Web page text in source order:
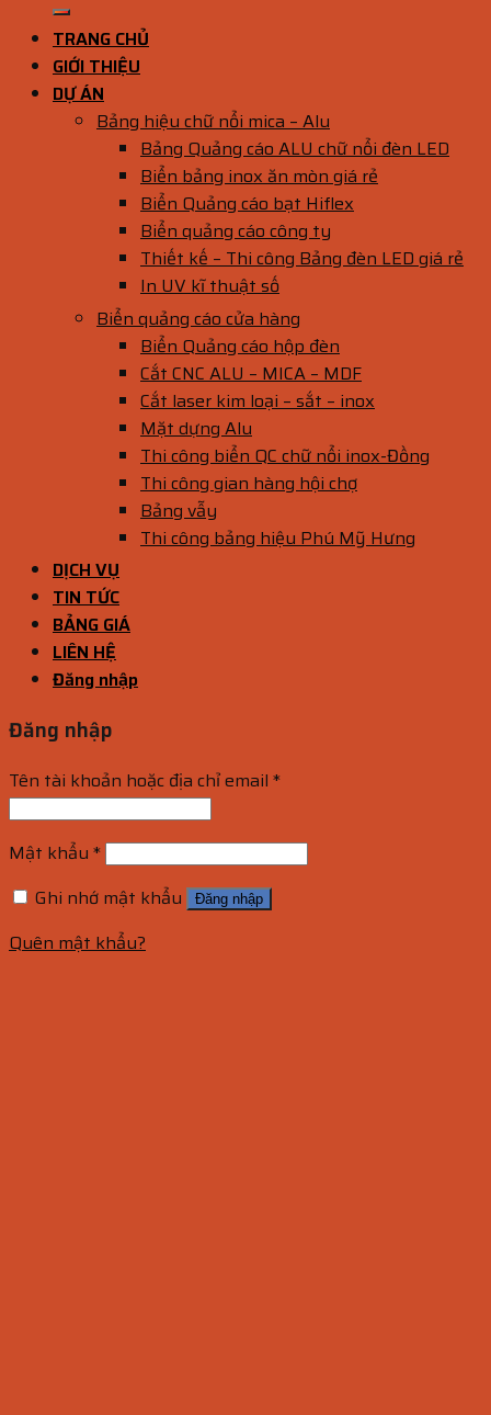
TRANG CHỦ
GIỚI THIỆU
DỰ ÁN
Bảng hiệu chữ nổi mica – Alu
Bảng Quảng cáo ALU chữ nổi đèn LED
Biển bảng inox ăn mòn giá rẻ
Biển Quảng cáo bạt Hiflex
Biển quảng cáo công ty
Thiết kế – Thi công Bảng đèn LED giá rẻ
In UV kĩ thuật số
Biển quảng cáo cửa hàng
Biển Quảng cáo hộp đèn
Cắt CNC ALU – MICA – MDF
Cắt laser kim loại – sắt – inox
Mặt dựng Alu
Thi công biển QC chữ nổi inox-Đồng
Thi công gian hàng hội chợ
Bảng vẫy
Thi công bảng hiệu Phú Mỹ Hưng
DỊCH VỤ
TIN TỨC
BẢNG GIÁ
LIÊN HỆ
Đăng nhập
Đăng nhập
Tên tài khoản hoặc địa chỉ email *
Mật khẩu *
Ghi nhớ mật khẩu
Đăng nhập
Quên mật khẩu?